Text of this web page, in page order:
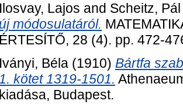
Ilosvay, Lajos and Scheitz, Pál
új módosulatáról.
ÉRTESÍTŐ, 28 (4). pp. 472-
Iványi, Béla (1910) Bártfa
kötet 1319-1501.
kiadása, Budapest.